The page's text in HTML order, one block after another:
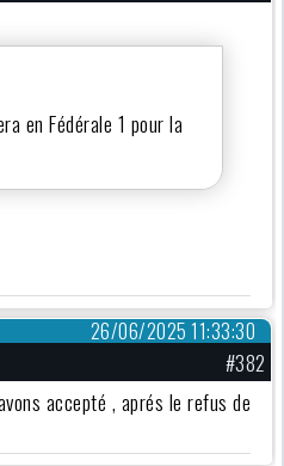
en Fédérale 1 pour la
26/06/2025 11:33:30
#382
accepté , aprés le refus de